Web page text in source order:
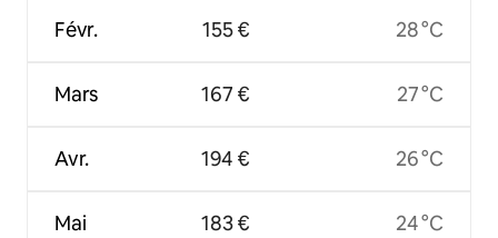
Févr.
Mars
Avr.
Mai
155 €
167 €
194 €
183 €
28 °C
27 °C
26 °C
24 °C